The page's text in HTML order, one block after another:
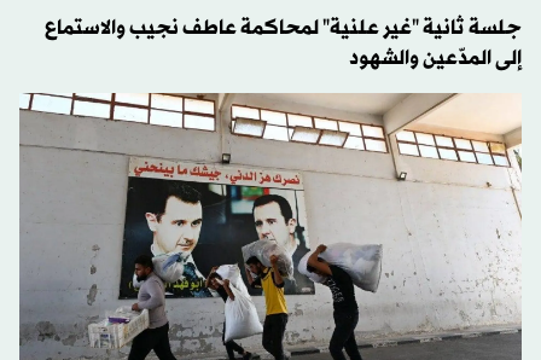
جلسة ثانية "غير علنية" لمحاكمة عاطف نجيب والاستماع
إلى المدّعين والشهود